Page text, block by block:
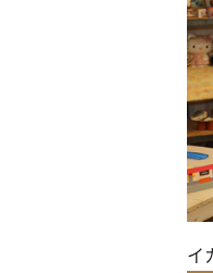
イ